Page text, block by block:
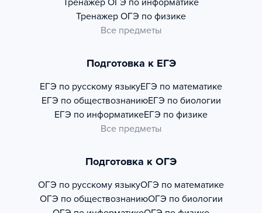
Тренажер ОГЭ по информатике
Тренажер ОГЭ по физике
Все предметы
Подготовка к ЕГЭ
ЕГЭ по русскому языкуЕГЭ по математике
ЕГЭ по обществознаниюЕГЭ по биологии
ЕГЭ по информатикеЕГЭ по физике
Все предметы
Подготовка к ОГЭ
ОГЭ по русскому языкуОГЭ по математике
ОГЭ по обществознаниюОГЭ по биологии